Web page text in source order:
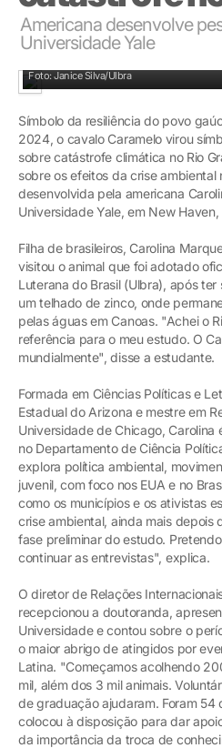
Americana desenvolve
Universidade Yale
Foto: Janice Silva/Ulbra
Símbolo da resiliência do povo
2024, o cavalo Caramelo virou
sobre catástrofe climática no Rio
sobre os efeitos da crise ambiental
desenvolvida pela americana
Universidade Yale, em New
Filha de brasileiros, Carolina
visitou o animal que foi adotado
Luterana do Brasil (Ulbra), após
um telhado de zinco, onde
pelas águas em Canoas. "Achei o
referência para o meu estudo. O
mundialmente", disse a estudante.
Formada em Ciências Políticas e
Estadual do Arizona e mestre em
Universidade de Chicago,
no Departamento de Ciência
explora política ambiental,
juvenil, com foco nos EUA e no
como os municípios e os ativistas
crise ambiental, ainda mais depois
fase preliminar do estudo.
continuar as entrevistas", explica.
O diretor de Relações
recepcionou a doutoranda,
Universidade e contou sobre o
o maior abrigo de atingidos por
Latina. "Começamos acolhendo
mil, além dos 3 mil animais.
de graduação ajudaram. Foram 54
colocou à disposição para dar
da importância da troca de